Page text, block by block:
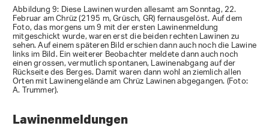
Abbildung 9: Diese Lawinen wurden allesamt am Sonntag, 22.
Februar am Chrüz (2195 m, Grüsch, GR) fernausgelöst. Auf dem
Foto, das morgens um 9 mit der ersten Lawinenmeldung
mitgeschickt wurde, waren erst die beiden rechten Lawinen zu
sehen. Auf einem späteren Bild erschien dann auch noch die Lawine
links im Bild. Ein weiterer Beobachter meldete dann auch noch
einen grossen, vermutlich spontanen, Lawinenabgang auf der
Rückseite des Berges. Damit waren dann wohl an ziemlich allen
Orten mit Lawinengelände am Chrüz Lawinen abgegangen. (Foto:
A. Trummer).
Lawinenmeldungen